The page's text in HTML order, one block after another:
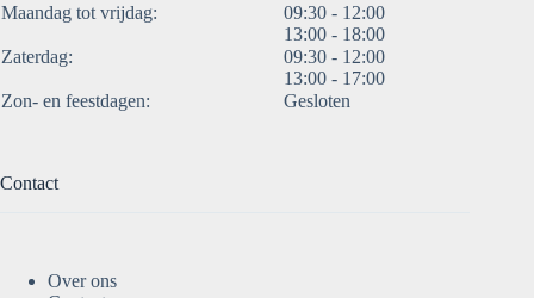
Maandag tot vrijdag:
09:30 - 12:00
13:00 - 18:00
Zaterdag:
09:30 - 12:00
13:00 - 17:00
Zon- en feestdagen:
Gesloten
Contact
Over ons